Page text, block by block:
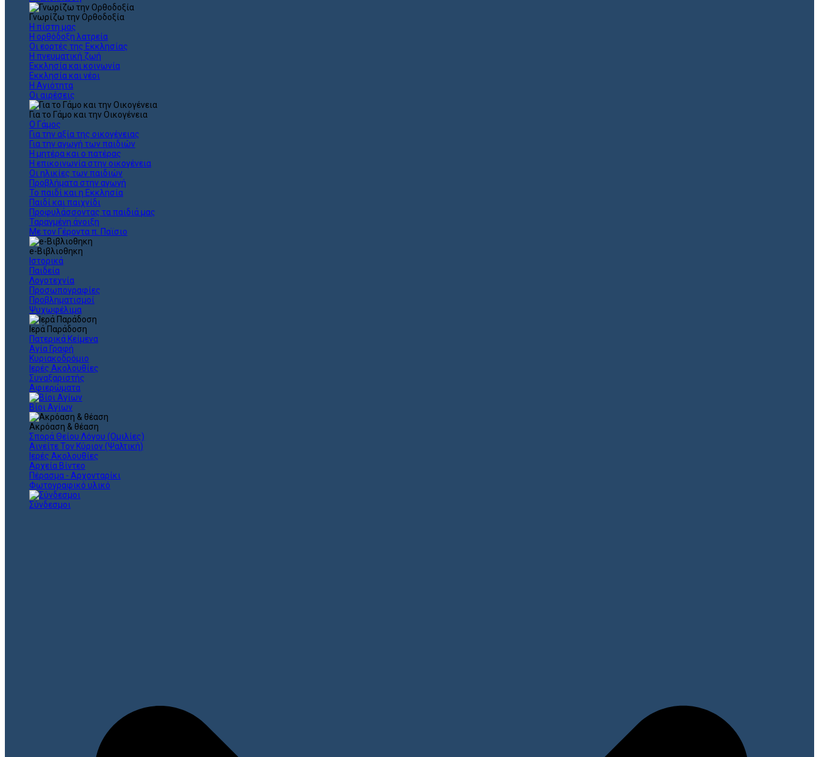
Γνωρίζω την Ορθοδοξία
Η πίστη μας
Η ορθόδοξη λατρεία
Οι εορτές της Εκκλησίας
Η πνευματική ζωή
Εκκλησία και κοινωνία
Εκκλησία και νέοι
Η Αγιότητα
Οι αιρέσεις
Για το Γάμο και την Οικογένεια
Ο Γάμος
Για την αξία της οικογένειας
Για την αγωγή των παιδιών
Η μητέρα και ο πατέρας
Η επικοινωνία στην οικογένεια
Οι ηλικίες των παιδιών
Προβλήματα στην αγωγή
Το παιδί και η Εκκλησία
Παιδί και παιχνίδι
Προφυλάσσοντας τα παιδιά μας
Ταραγμένη άνοιξη
Με τον Γέροντα π. Παϊσιο
e-Βιβλιοθηκη
Ιστορικά
Παιδεία
Λογοτεχνία
Προσωπογραφίες
Προβληματισμοί
Ψυχωφέλιμα
Ιερά Παράδοση
Πατερικά Κείμενα
Αγία Γραφή
Κυριακοδρόμιο
Ιερές Ακολουθίες
Συναξαριστής
Αφιερώματα
Βίοι Αγίων
Ακρόαση & θέαση
Σπορά Θείου Λόγου (Ομιλίες)
Αινείτε Τον Κύριον (Ψαλτική)
Ιερές Ακολουθίες
Αρχεία Βίντεο
Πέρασμα - Αρχονταρίκι
Φωτογραφικό υλικό
Σύνδεσμοι